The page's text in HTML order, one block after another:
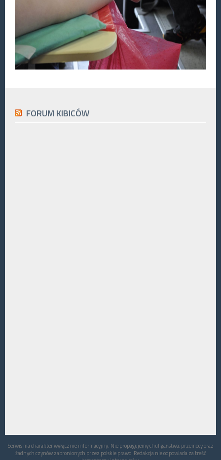
FORUM KIBICÓW
Serwis ma charakter wyłącznie informacyjny. Nie propagujemy chuligaństwa, przemocy oraz
żadnych czynów zabronionych przez polskie prawo. Redakcja nie odpowiada za treść